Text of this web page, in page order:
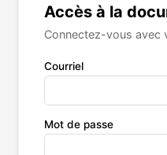
Accès à la
Connectez-vous avec
Courriel
Mot de passe